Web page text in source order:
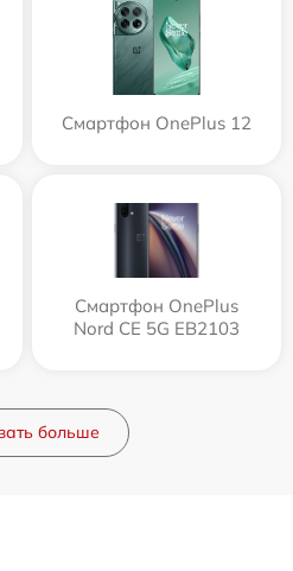
Смартфон OnePlus 12
Смартфон OnePlus
Nord CE 5G EB2103
больше